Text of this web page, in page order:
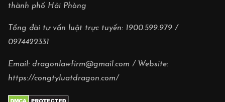
thành phố Hải Phòng
Tổng đài tư vấn luật trực tuyến: 1900.599.979 /
0974422331
Email: dragonlawfirm@gmail.com / Website:
https://congtyluatdragon.com/